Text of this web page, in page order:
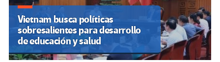
Vietnam busca políticas
sobresalientes para desarrollo
de educación y salud